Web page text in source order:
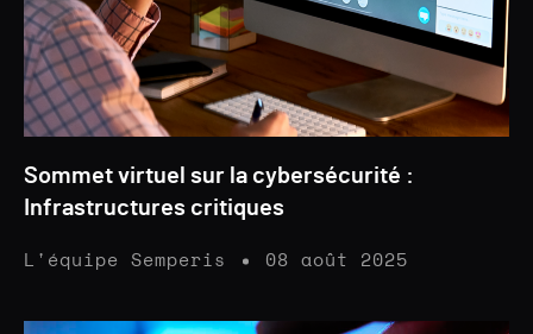
Sommet virtuel sur la cybersécurité :
Infrastructures critiques
L'équipe Semperis 08 août 2025